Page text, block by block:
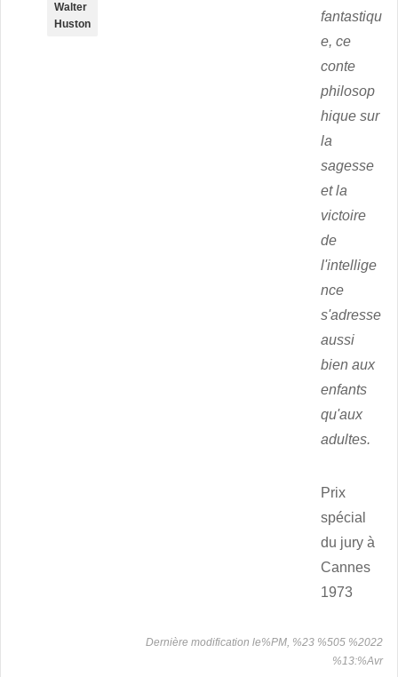
fantastiqu
e, ce
conte
philosop
hique sur
la
sagesse
et la
victoire
de
l'intellige
nce
s'adresse
aussi
bien aux
enfants
qu'aux
adultes.
Prix
spécial
du jury à
Cannes
1973
Dernière modification le%PM, %23 %505 %2022
%13:%Avr
Walter
Huston